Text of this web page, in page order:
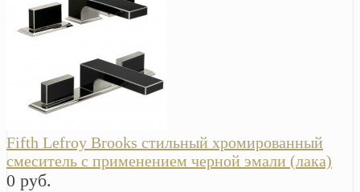
Fifth Lefroy Brooks стильный хромированный
смеситель с применением черной эмали (лака)
0 руб.